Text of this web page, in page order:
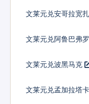
文莱元兑安哥拉宽扎
文莱元兑阿鲁巴弗
文莱元兑波黑马克
文莱元兑孟加拉塔卡